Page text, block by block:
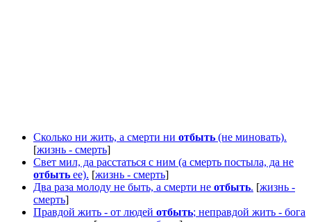
Сколько ни жить, а смерти ни отбыть (не миновать).
[жизнь - смерть]
Свет мил, да расстаться с ним (а смерть постыла, да не
отбыть ее). [жизнь - смерть]
Два раза молоду не быть, а смерти не отбыть. [жизнь -
смерть]
Правдой жить - от людей отбыть; неправдой жить - бога